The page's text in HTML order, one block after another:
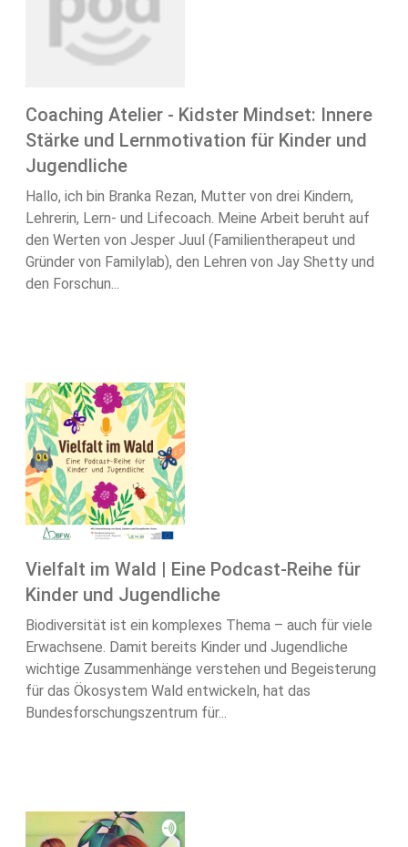
Coaching Atelier - Kidster Mindset: Innere
Stärke und Lernmotivation für Kinder und
Jugendliche
Hallo, ich bin Branka Rezan, Mutter von drei Kindern,
Lehrerin, Lern- und Lifecoach. Meine Arbeit beruht auf
den Werten von Jesper Juul (Familientherapeut und
Gründer von Familylab), den Lehren von Jay Shetty und
den Forschun...
Vielfalt im Wald | Eine Podcast-Reihe für
Kinder und Jugendliche
Biodiversität ist ein komplexes Thema – auch für viele
Erwachsene. Damit bereits Kinder und Jugendliche
wichtige Zusammenhänge verstehen und Begeisterung
für das Ökosystem Wald entwickeln, hat das
Bundesforschungszentrum für...